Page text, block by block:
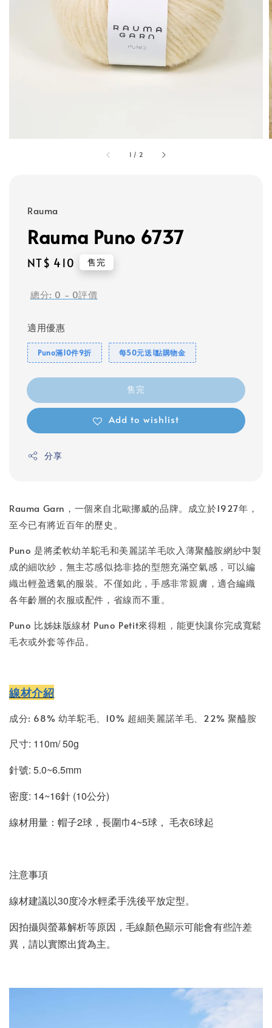
1 / 2
Rauma
Rauma Puno 6737
Regular
NT$ 410 售完
總分: 0 - 0評價
適用優惠
Puno滿10件9折 每50元送1點購物金
售完
Add to wishlist
分享
Rauma Garn，一個來自北歐挪威的品牌。成立於1927年，
至今已有將近百年的歷史。
Puno 是將柔軟幼羊駝毛和美麗諾羊毛吹入薄聚醯胺網紗中製
成的細吹紗，無主芯感似捻非捻的型態充滿空氣感，可以編
織出輕盈透氣的服裝。不僅如此，手感非常親膚，適合編織
各年齡層的衣服或配件，省線而不重。
Puno 比姊妹版線材 Puno Petit來得粗，能更快讓你完成寬鬆
毛衣或外套等作品。
線材介紹
成分: 68% 幼羊駝毛、10% 超細美麗諾羊毛、22% 聚醯胺
尺寸: 110m/ 50g
針號: 5.0~6.5mm
密度: 14~16針 (10公分)
線材用量：帽子2球，長圍巾4~5球， 毛衣6球起
注意事項
線材建議以30度冷水輕柔手洗後平放定型。
因拍攝與螢幕解析等原因，毛線顏色顯示可能會有些許差
異，請以實際出貨為主。